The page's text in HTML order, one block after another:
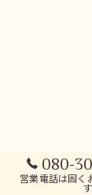
080-
営業電話は固く
す